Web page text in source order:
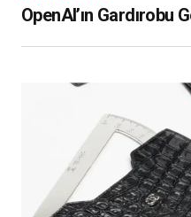
OpenAI’ın Gardırobu